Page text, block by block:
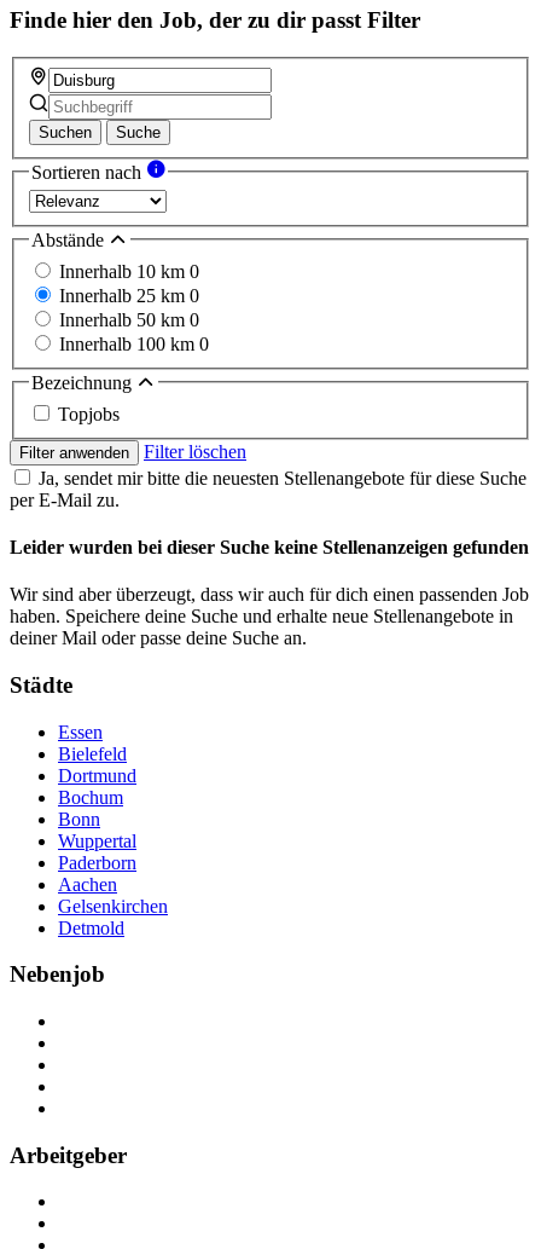
Finde hier den Job, der zu dir passt Filter
Suchen Suche
Sortieren nach
Abstände
Innerhalb 10 km 0
Innerhalb 25 km 0
Innerhalb 50 km 0
Innerhalb 100 km 0
Bezeichnung
Topjobs
Filter anwenden
Filter löschen
Ja, sendet mir bitte die neuesten Stellenangebote für diese Suche
per E-Mail zu.
Leider wurden bei dieser Suche keine Stellenanzeigen gefunden
Wir sind aber überzeugt, dass wir auch für dich einen passenden Job
haben. Speichere deine Suche und erhalte neue Stellenangebote in
deiner Mail oder passe deine Suche an.
Städte
Essen
Bielefeld
Dortmund
Bochum
Bonn
Wuppertal
Paderborn
Aachen
Gelsenkirchen
Detmold
Nebenjob
Arbeitgeber